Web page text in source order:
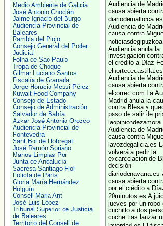
Medio Ambiente de Galicia
José Antonio Choclán
Jaime Ignacio del Burgo
Audiencia Provincial de
Baleares
Rambla del Piojo
Consejo General del Poder
Judicial
Folha de Sao Paulo
Tropa de Choque
Gilmar Luciano Santos
Fiscalía de Granada
Jorge Horacio Messi Pérez
Kuwait Food Company
Consejo de Estado
Consejo de Administración
Salvador de Bahía
Azkar José Antonio Orozco
Audiencia Provincial de
Pontevedra
Sant Boi de Llobregat
José Ramón Soriano
Manos Limpias Por
Junta de Andalucía
Sacresa Santiago Fiol
Policía de París
Gloria María Hernández
Holguín
Consell Maria Ant
José Luis López
Tribunal Superior de Justicia
de Baleares
Territorio del Consell de
Audiencia de
causa abierta
diariodemallorca.es
Audiencia de
causa contra
Audiencia anula la
investigación
el crédito a Díaz
elnortedecastilla.es
Audiencia de
causa abierta
elcorreo.com La
Madrid anula la
contra Blesa y
paso de salir de
Audiencia de
causa contra
lavozdegalicia.es
volverá a pedir la
excarcelación de
decisión
diariodenavarra.es
causa abierta
por el crédito a
20minutos.es A
jueves por un robo
cuchillo a dos
coche tras lanzar